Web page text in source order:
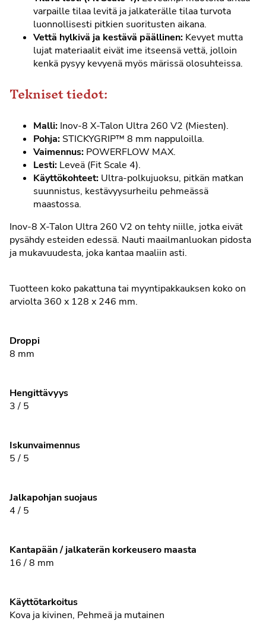
varpaille tilaa levitä ja jalkaterälle tilaa turvota
luonnollisesti pitkien suoritusten aikana.
Vettä hylkivä ja kestävä päällinen: Kevyet mutta
lujat materiaalit eivät ime itseensä vettä, jolloin
kenkä pysyy kevyenä myös märissä olosuhteissa.
Tekniset tiedot:
Malli: Inov-8 X-Talon Ultra 260 V2 (Miesten).
Pohja: STICKYGRIP™ 8 mm nappuloilla.
Vaimennus: POWERFLOW MAX.
Lesti: Leveä (Fit Scale 4).
Käyttökohteet: Ultra-polkujuoksu, pitkän matkan
suunnistus, kestävyysurheilu pehmeässä
maastossa.
Inov-8 X-Talon Ultra 260 V2 on tehty niille, jotka eivät
pysähdy esteiden edessä. Nauti maailmanluokan pidosta
ja mukavuudesta, joka kantaa maaliin asti.
Tuotteen koko pakattuna tai myyntipakkauksen koko on
arviolta 360 x 128 x 246 mm.
Droppi
8 mm
Hengittävyys
3 / 5
Iskunvaimennus
5 / 5
Jalkapohjan suojaus
4 / 5
Kantapään / jalkaterän korkeusero maasta
16 / 8 mm
Käyttötarkoitus
Kova ja kivinen, Pehmeä ja mutainen